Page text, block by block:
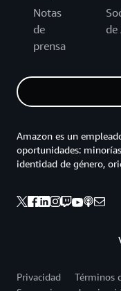
Notas
de
prensa
de
Amazon es un
oportunidades:
identidad de género,
Privacidad
Términos